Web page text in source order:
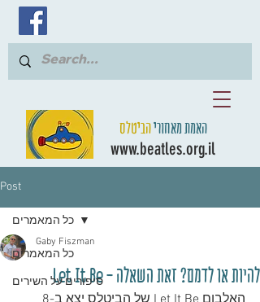
האמת מאחוריהביטלס
www.beatles.org.il
Post
כל המאמרים
סיפורים על השירים
כל המאמרים
להיות או לדמם? זאת השאלה - Let It Be
Gaby Fiszman